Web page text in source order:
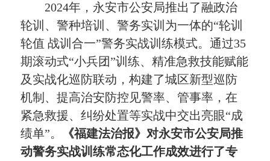
2024年，永安市公安局推出了融政治
轮训、警种培训、警务实训为一体的“轮训
轮值 战训合一”警务实战训练模式。通过35
期滚动式“小兵团”训练、精准急救技能赋能
及实战化巡防联动，构建了城区新型巡防
机制、提高治安防控见警率、管事率，在
紧急救援、纠纷处置等实战中交出亮眼“成
绩单”。
《福建法治报》对永安市公安局推
动警务实战训练常态化工作成效进行了专